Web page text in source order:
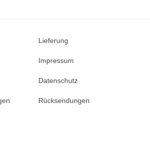
Lieferung
Impressum
Datenschutz
Rücksendungen